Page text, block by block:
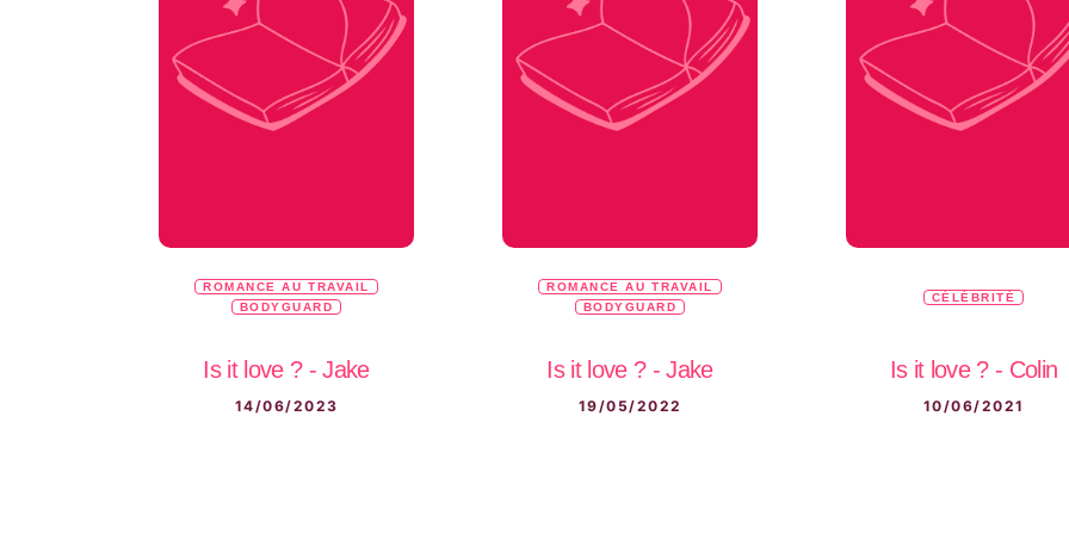
ROMANCE AU TRAVAIL
BODYGUARD
Is it love ? - Jake
14/06/2023
ROMANCE AU TRAVAIL
BODYGUARD
Is it love ? - Jake
19/05/2022
CÉLÉBRITÉ
Is it love ? - Colin
10/06/2021